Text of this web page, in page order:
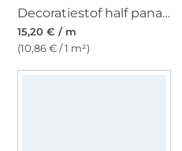
Decoratiestof half panama Joyful Blocks, veelkleurig
15,20 € / m
(10,86 € / 1 m²)